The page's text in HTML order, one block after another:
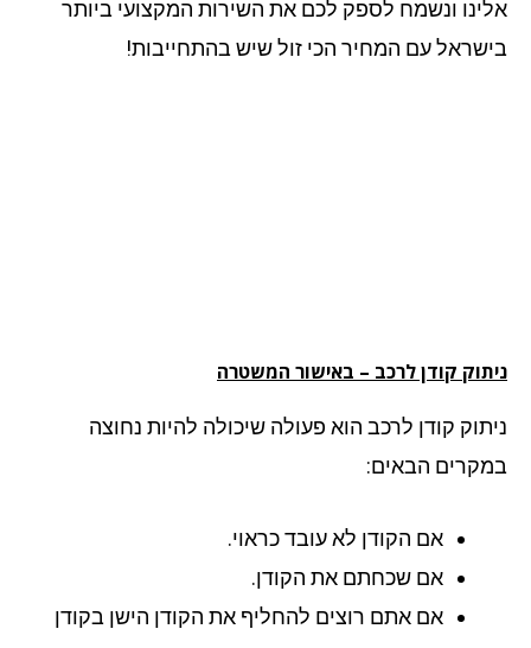
אלינו ונשמח לספק לכם את השירות המקצועי ביותר
בישראל עם המחיר הכי זול שיש בהתחייבות!
ניתוק קודן לרכב – באישור המשטרה
ניתוק קודן לרכב הוא פעולה שיכולה להיות נחוצה
במקרים הבאים:
אם הקודן לא עובד כראוי.
אם שכחתם את הקודן.
אם אתם רוצים להחליף את הקודן הישן בקודן